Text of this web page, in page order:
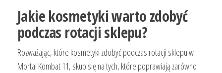
Jakie kosmetyki warto zdobyć
podczas rotacji sklepu?
Rozważając, które kosmetyki zdobyć podczas rotacji sklepu w
Mortal Kombat 11, skup się na tych, które poprawiają zarówno